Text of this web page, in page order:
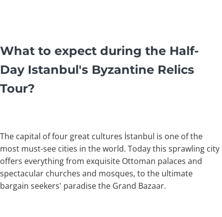
What to expect during the Half-
Day Istanbul's Byzantine Relics
Tour?
The capital of four great cultures İstanbul is one of the
most must-see cities in the world. Today this sprawling city
offers everything from exquisite Ottoman palaces and
spectacular churches and mosques, to the ultimate
bargain seekers' paradise the Grand Bazaar.